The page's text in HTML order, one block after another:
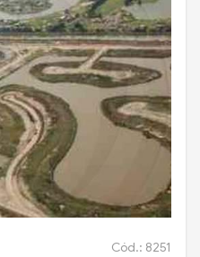
Cód.: 8251